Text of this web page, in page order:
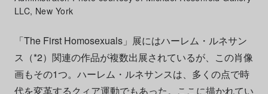
LLC, New York
「The First Homosexuals」展にはハーレム・ルネサン
ス（*2）関連の作品が複数出展されているが、この肖像
画もその1つ。ハーレム・ルネサンスは、多くの点で時
代を変革するクィア運動でもあった。ここに描かれてい